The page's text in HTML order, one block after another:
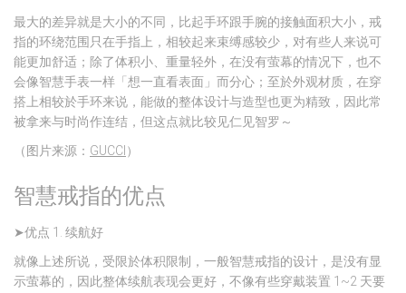
最大的差异就是大小的不同，比起手环跟手腕的接触面积大小，戒
指的环绕范围只在手指上，相较起来束缚感较少，对有些人来说可
能更加舒适；除了体积小、重量轻外，在没有萤幕的情况下，也不
会像智慧手表一样「想一直看表面」而分心；至於外观材质，在穿
搭上相较於手环来说，能做的整体设计与造型也更为精致，因此常
被拿来与时尚作连结，但这点就比较见仁见智罗～
（图片来源： GUCCI ）
智慧戒指的优点
➤优点 1. 续航好
就像上述所说，受限於体积限制，一般智慧戒指的设计，是没有显
示萤幕的，因此整体续航表现会更好，不像有些穿戴装置 1~2 天要